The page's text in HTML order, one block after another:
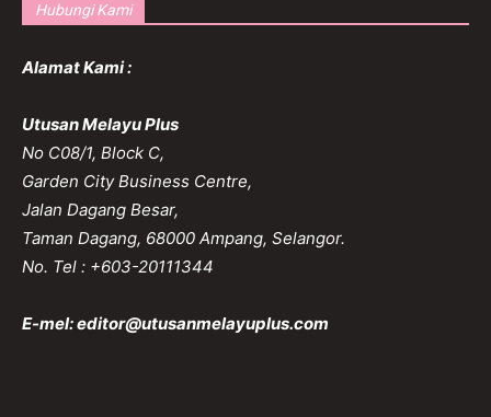
Hubungi Kami
Alamat Kami :
Utusan Melayu Plus
No C08/1, Block C,
Garden City Business Centre,
Jalan Dagang Besar,
Taman Dagang, 68000 Ampang, Selangor.
No. Tel : +603-20111344
E-mel:editor@utusanmelayuplus.com